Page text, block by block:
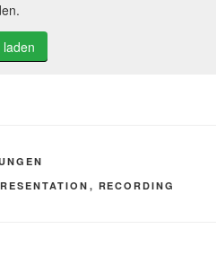
laden
, RECORDING